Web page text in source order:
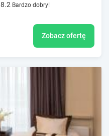
8.2 Bardzo dobry!
Zobacz ofertę